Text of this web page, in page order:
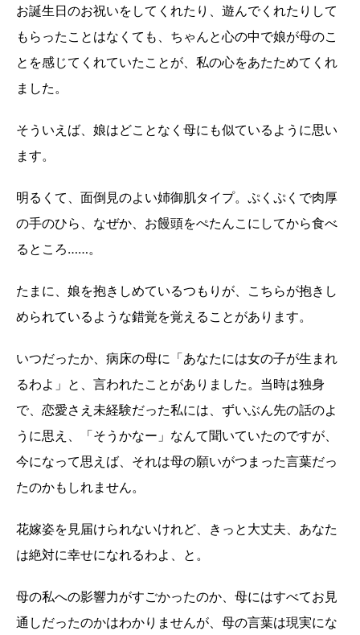
お誕生日のお祝いをしてくれたり、遊んでくれたりして
もらったことはなくても、ちゃんと心の中で娘が母のこ
とを感じてくれていたことが、私の心をあたためてくれ
ました。
そういえば、娘はどことなく母にも似ているように思い
ます。
明るくて、面倒見のよい姉御肌タイプ。ぷくぷくで肉厚
の手のひら、なぜか、お饅頭をぺたんこにしてから食べ
るところ……。
たまに、娘を抱きしめているつもりが、こちらが抱きし
められているような錯覚を覚えることがあります。
いつだったか、病床の母に「あなたには女の子が生まれ
るわよ」と、言われたことがありました。当時は独身
で、恋愛さえ未経験だった私には、ずいぶん先の話のよ
うに思え、「そうかなー」なんて聞いていたのですが、
今になって思えば、それは母の願いがつまった言葉だっ
たのかもしれません。
花嫁姿を見届けられないけれど、きっと大丈夫、あなた
は絶対に幸せになれるわよ、と。
母の私への影響力がすごかったのか、母にはすべてお見
通しだったのかはわかりませんが、母の言葉は現実にな